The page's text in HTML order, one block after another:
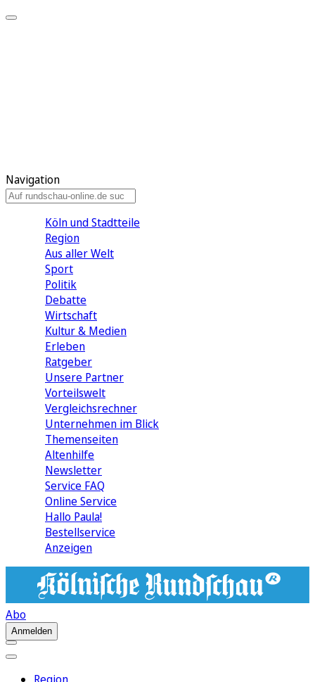
Navigation
Köln und Stadtteile
Region
Aus aller Welt
Sport
Politik
Debatte
Wirtschaft
Kultur & Medien
Erleben
Ratgeber
Unsere Partner
Vorteilswelt
Vergleichsrechner
Unternehmen im Blick
Themenseiten
Altenhilfe
Newsletter
Service FAQ
Online Service
Hallo Paula!
Bestellservice
Anzeigen
Abo
Anmelden